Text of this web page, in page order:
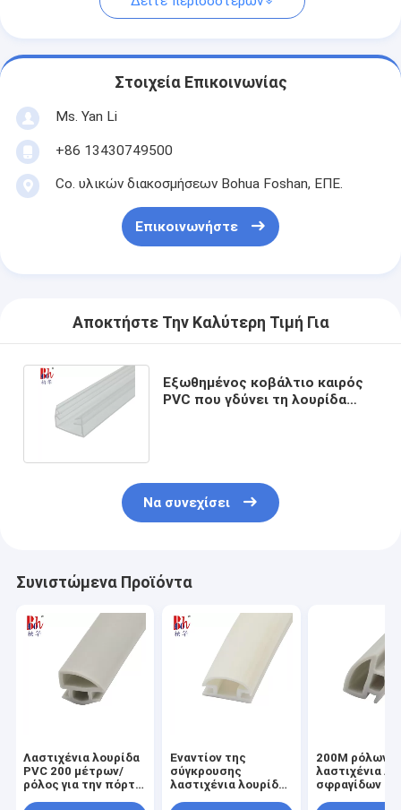
Στοιχεία Επικοινωνίας
Ms. Yan Li
+86 13430749500
Co. υλικών διακοσμήσεων Bohua Foshan, ΕΠΕ.
Επικοινωνήστε
Αποκτήστε Την Καλύτερη Τιμή Για
Εξωθημένος κοβάλτιο καιρός
PVC που γδύνει τη λουρίδα
Να συνεχίσει
Συνιστώμενα Προϊόντα
Λαστιχένια λουρίδα
PVC 200 μέτρων/
ρόλος για την πόρτα
Εναντίον της
σύγκρουσης
λαστιχένια λουρίδα
200M ρόλων
λαστιχένια
σφραγίδων